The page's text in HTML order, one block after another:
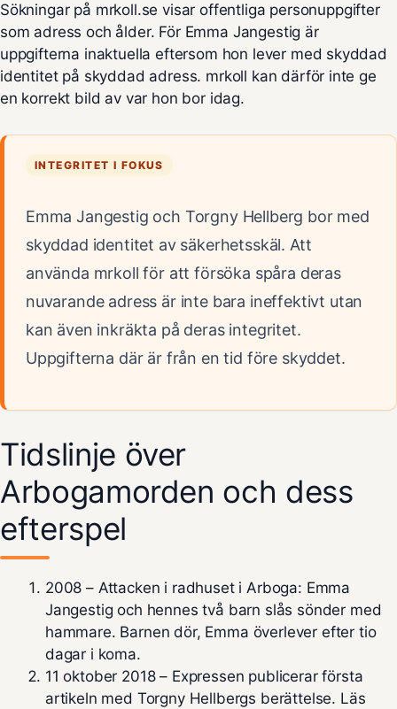
Sökningar på mrkoll.se visar offentliga personuppgifter
som adress och ålder. För Emma Jangestig är
uppgifterna inaktuella eftersom hon lever med skyddad
identitet på skyddad adress. mrkoll kan därför inte ge
en korrekt bild av var hon bor idag.
INTEGRITET I FOKUS
Emma Jangestig och Torgny Hellberg bor med
skyddad identitet av säkerhetsskäl. Att
använda mrkoll för att försöka spåra deras
nuvarande adress är inte bara ineffektivt utan
kan även inkräkta på deras integritet.
Uppgifterna där är från en tid före skyddet.
Tidslinje över
Arbogamorden och dess
efterspel
2008 – Attacken i radhuset i Arboga: Emma
Jangestig och hennes två barn slås sönder med
hammare. Barnen dör, Emma överlever efter tio
dagar i koma.
11 oktober 2018– Expressen publicerar första
artikeln med Torgny Hellbergs berättelse. Läs